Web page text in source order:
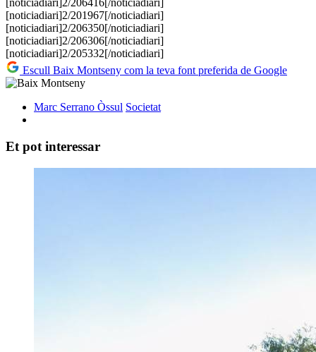
[noticiadiari]2/201967[/noticiadiari]
[noticiadiari]2/206350[/noticiadiari]
[noticiadiari]2/206306[/noticiadiari]
[noticiadiari]2/205332[/noticiadiari]
Escull Baix Montseny com la teva font preferida de Google
Marc Serrano Òssul Societat
Et pot interessar